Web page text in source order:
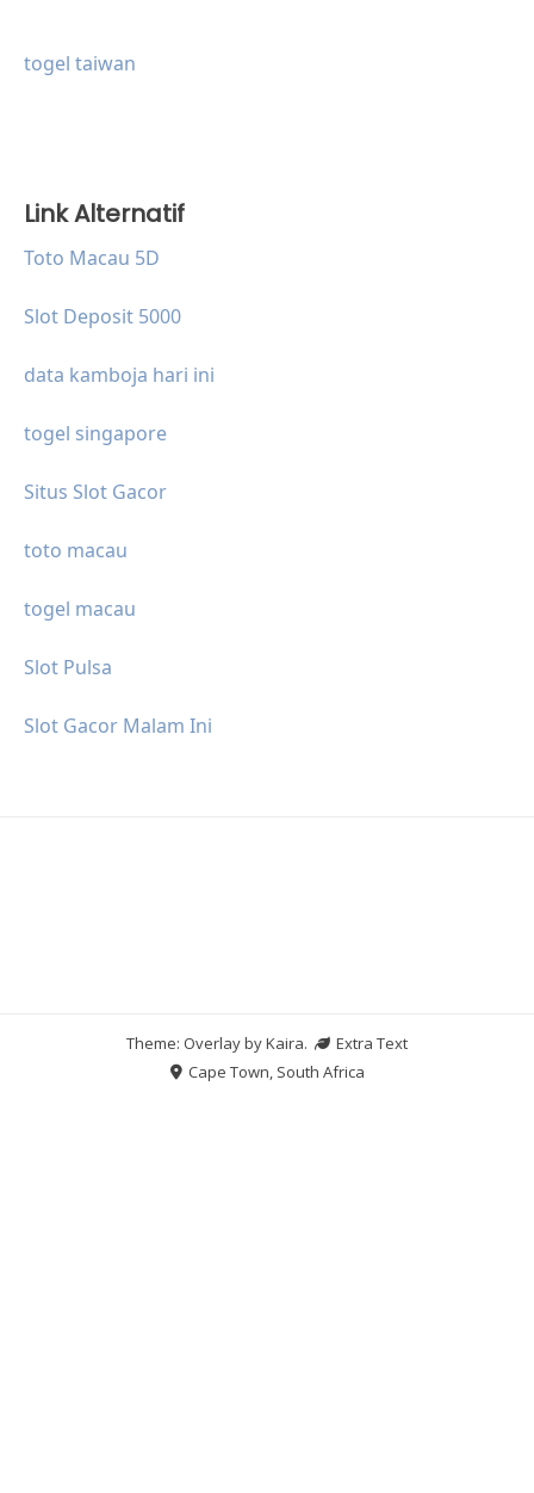
togel taiwan
Link Alternatif
Toto Macau 5D
Slot Deposit 5000
data kamboja hari ini
togel singapore
Situs Slot Gacor
toto macau
togel macau
Slot Pulsa
Slot Gacor Malam Ini
Theme: Overlay byKaira.
Extra Text
Cape Town, South Africa